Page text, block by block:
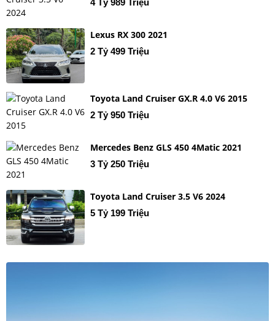
4 Tỷ 989 Triệu
Lexus RX 300 2021
2 Tỷ 499 Triệu
Toyota Land Cruiser GX.R 4.0 V6 2015
2 Tỷ 950 Triệu
Mercedes Benz GLS 450 4Matic 2021
3 Tỷ 250 Triệu
Toyota Land Cruiser 3.5 V6 2024
5 Tỷ 199 Triệu